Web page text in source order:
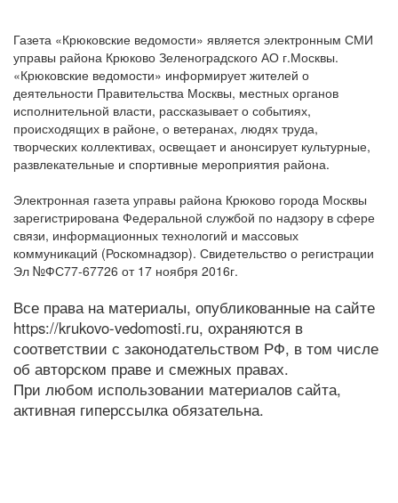
Газета «Крюковские ведомости» является электронным СМИ
управы района Крюково Зеленоградского АО г.Москвы.
«Крюковские ведомости» информирует жителей о
деятельности Правительства Москвы, местных органов
исполнительной власти, рассказывает о событиях,
происходящих в районе, о ветеранах, людях труда,
творческих коллективах, освещает и анонсирует культурные,
развлекательные и спортивные мероприятия района.
Электронная газета управы района Крюково города Москвы
зарегистрирована Федеральной службой по надзору в сфере
связи, информационных технологий и массовых
коммуникаций (Роскомнадзор). Свидетельство о регистрации
Эл №ФС77-67726 от 17 ноября 2016г.
Все права на материалы, опубликованные на сайте
https://krukovo-vedomosti.ru, охраняются в
соответствии с законодательством РФ, в том числе
об авторском праве и смежных правах.
При любом использовании материалов сайта,
активная гиперссылка обязательна.